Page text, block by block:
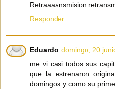
Retraaaansmision
Responder
Eduardo domingo, 20
me vi casi todos sus
que la estrenaron
domingos y como su